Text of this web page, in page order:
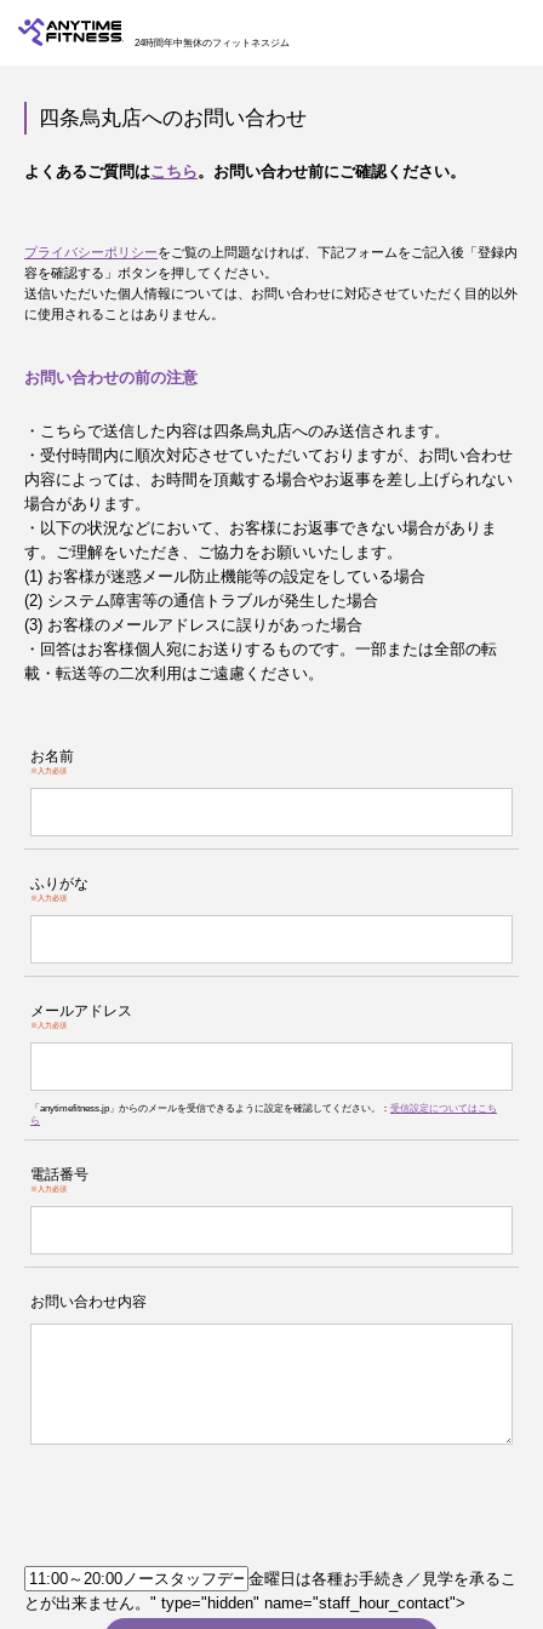
24時間年中無休のフィットネスジム
四条烏丸店へのお問い合わせ
よくあるご質問はこちら。お問い合わせ前にご確認ください。
プライバシーポリシーをご覧の上問題なければ、下記フォームをご記入後「登録内
容を確認する」ボタンを押してください。
送信いただいた個人情報については、お問い合わせに対応させていただく目的以外
に使用されることはありません。
お問い合わせの前の注意
・こちらで送信した内容は四条烏丸店へのみ送信されます。
・受付時間内に順次対応させていただいておりますが、お問い合わせ
内容によっては、お時間を頂戴する場合やお返事を差し上げられない
場合があります。
・以下の状況などにおいて、お客様にお返事できない場合がありま
す。ご理解をいただき、ご協力をお願いいたします。
(1) お客様が迷惑メール防止機能等の設定をしている場合
(2) システム障害等の通信トラブルが発生した場合
(3) お客様のメールアドレスに誤りがあった場合
・回答はお客様個人宛にお送りするものです。一部または全部の転
載・転送等の二次利用はご遠慮ください。
お名前
※入力必須
ふりがな
※入力必須
メールアドレス
※入力必須
「anytimefitness.jp」からのメールを受信できるように設定を確認してください。： 受信設定についてはこち
ら
電話番号
※入力必須
お問い合わせ内容
金曜日は各種お手続き／見学を承るこ
とが出来ません。" type="hidden" name="staff_hour_contact">